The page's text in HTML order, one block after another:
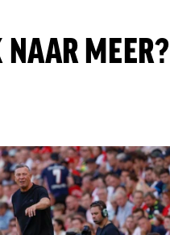
NAAR MEER?